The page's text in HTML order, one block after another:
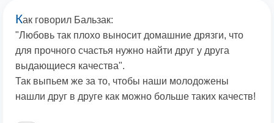
Как говорил Бальзак:
"Любовь так плохо выносит домашние дрязги, что
для прочного счастья нужно найти друг у друга
выдающиеся качества".
Так выпьем же за то, чтобы наши молодожены
нашли друг в друге как можно больше таких качеств!